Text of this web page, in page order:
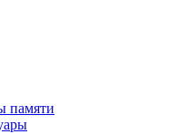
памяти